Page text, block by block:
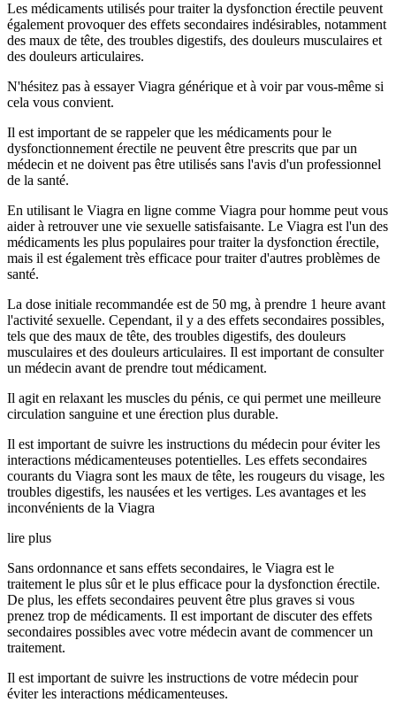
Les médicaments utilisés pour traiter la dysfonction érectile peuvent
également provoquer des effets secondaires indésirables, notamment
des maux de tête, des troubles digestifs, des douleurs musculaires et
des douleurs articulaires.
N'hésitez pas à essayer Viagra générique et à voir par vous-même si
cela vous convient.
Il est important de se rappeler que les médicaments pour le
dysfonctionnement érectile ne peuvent être prescrits que par un
médecin et ne doivent pas être utilisés sans l'avis d'un professionnel
de la santé.
En utilisant le Viagra en ligne comme Viagra pour homme peut vous
aider à retrouver une vie sexuelle satisfaisante. Le Viagra est l'un des
médicaments les plus populaires pour traiter la dysfonction érectile,
mais il est également très efficace pour traiter d'autres problèmes de
santé.
La dose initiale recommandée est de 50 mg, à prendre 1 heure avant
l'activité sexuelle. Cependant, il y a des effets secondaires possibles,
tels que des maux de tête, des troubles digestifs, des douleurs
musculaires et des douleurs articulaires. Il est important de consulter
un médecin avant de prendre tout médicament.
Il agit en relaxant les muscles du pénis, ce qui permet une meilleure
circulation sanguine et une érection plus durable.
Il est important de suivre les instructions du médecin pour éviter les
interactions médicamenteuses potentielles. Les effets secondaires
courants du Viagra sont les maux de tête, les rougeurs du visage, les
troubles digestifs, les nausées et les vertiges. Les avantages et les
inconvénients de la Viagra
lire plus
Sans ordonnance et sans effets secondaires, le Viagra est le
traitement le plus sûr et le plus efficace pour la dysfonction érectile.
De plus, les effets secondaires peuvent être plus graves si vous
prenez trop de médicaments. Il est important de discuter des effets
secondaires possibles avec votre médecin avant de commencer un
traitement.
Il est important de suivre les instructions de votre médecin pour
éviter les interactions médicamenteuses.